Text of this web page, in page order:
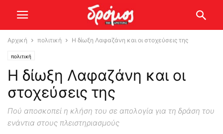
Αρχική πολιτική Η δίωξη Λαφαζάνη και οι στοχεύσεις της
πολιτική
Η δίωξη Λαφαζάνη και οι
στοχεύσεις της
Πού αποσκοπεί η κλήση του σε απολογία για τη δράση του
ενάντια στους πλειστηριασμούς